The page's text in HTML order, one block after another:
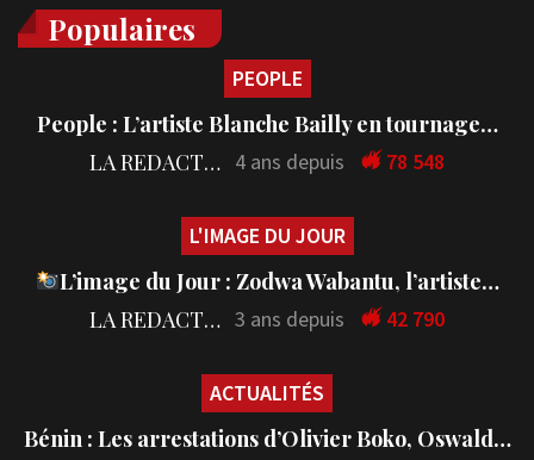
Populaires
PEOPLE
People : L’artiste Blanche Bailly en tournage…
LA REDACTION 4 ans depuis 78 548
L'IMAGE DU JOUR
L’image du Jour : Zodwa Wabantu, l’artiste…
LA REDACTION 3 ans depuis 42 790
ACTUALITÉS
Bénin : Les arrestations d’Olivier Boko, Oswald…